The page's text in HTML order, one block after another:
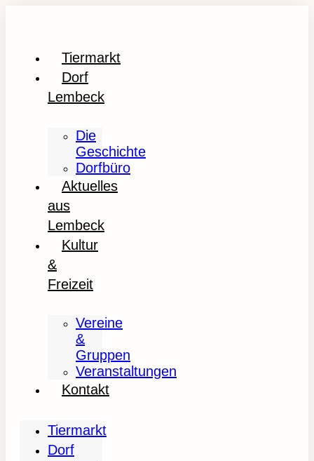
Tiermarkt
Dorf
Lembeck
Die
Geschichte
Dorfbüro
Aktuelles
aus
Lembeck
Kultur
&
Freizeit
Vereine
&
Gruppen
Veranstaltungen
Kontakt
Tiermarkt
Dorf